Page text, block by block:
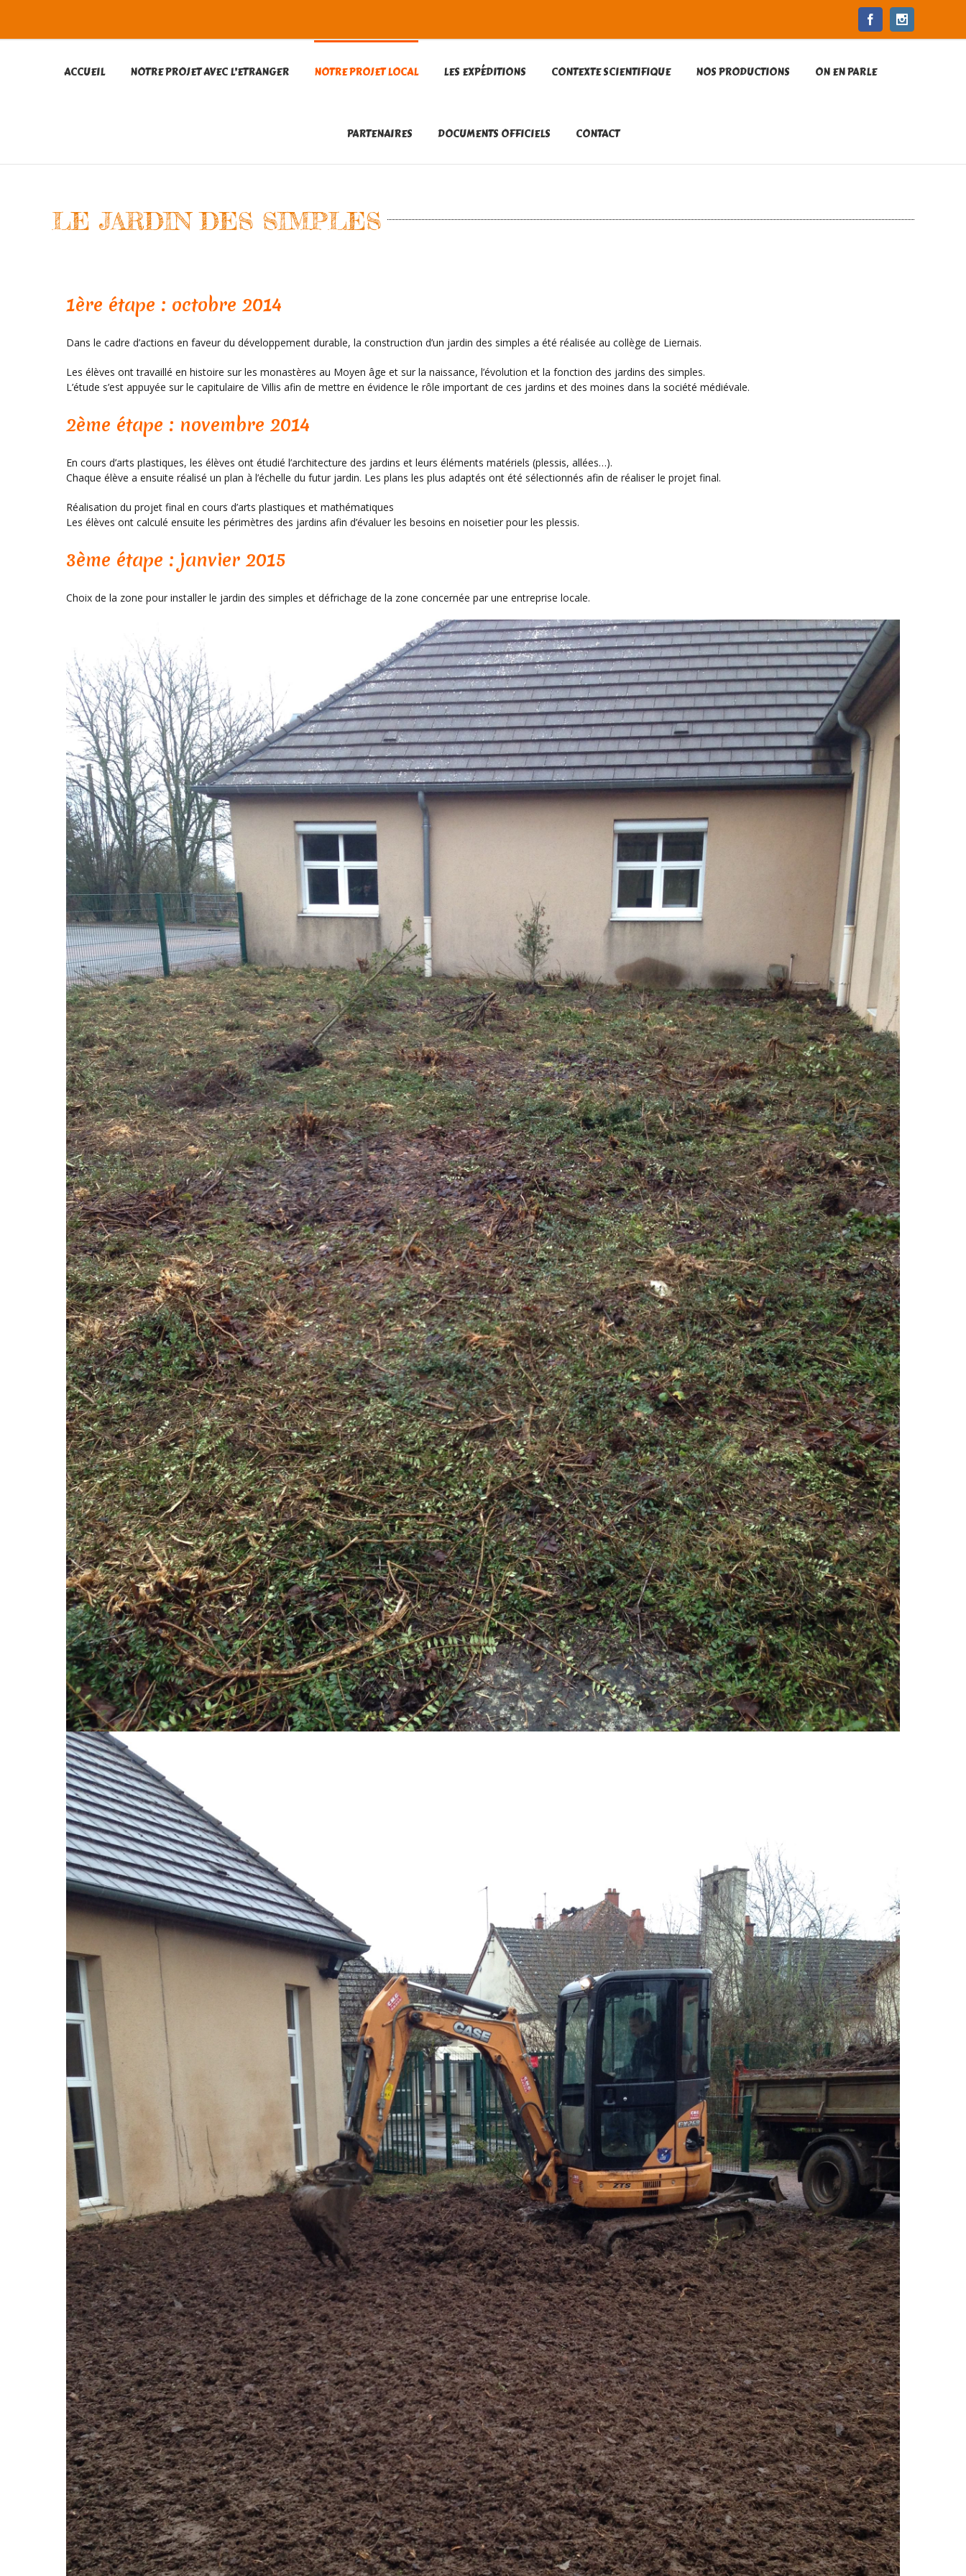
Facebook
ACCUEIL NOTRE PROJET AVEC L’ETRANGER NOTRE PROJET LOCAL LES EXPÉDITIONS CONTEXTE SCIENTIFIQUE NOS PRODUCTIONS ON EN PARLE
PARTENAIRES DOCUMENTS OFFICIELS CONTACT
LE JARDIN DES SIMPLES
1ère étape : octobre 2014
Dans le cadre d’actions en faveur du développement durable, la construction d’un jardin des simples a été réalisée au collège de Liernais.
Les élèves ont travaillé en histoire sur les monastères au Moyen âge et sur la naissance, l’évolution et la fonction des jardins des simples.
L’étude s’est appuyée sur le capitulaire de Villis afin de mettre en évidence le rôle important de ces jardins et des moines dans la société médiévale.
2ème étape : novembre 2014
En cours d’arts plastiques, les élèves ont étudié l’architecture des jardins et leurs éléments matériels (plessis, allées…).
Chaque élève a ensuite réalisé un plan à l’échelle du futur jardin. Les plans les plus adaptés ont été sélectionnés afin de réaliser le projet final.
Réalisation du projet final en cours d’arts plastiques et mathématiques
Les élèves ont calculé ensuite les périmètres des jardins afin d’évaluer les besoins en noisetier pour les plessis.
3ème étape : janvier 2015
Choix de la zone pour installer le jardin des simples et défrichage de la zone concernée par une entreprise locale.